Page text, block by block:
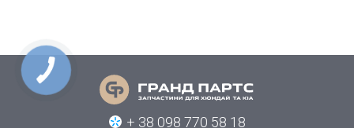
+ 38 098 770 58 18